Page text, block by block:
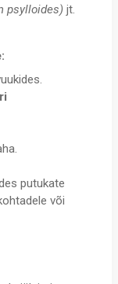
psylloides) jt.
putukate
või